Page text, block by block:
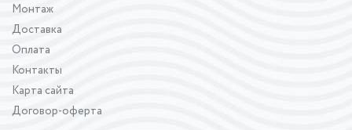
Монтаж
Доставка
Оплата
Контакты
Карта сайта
Договор-оферта